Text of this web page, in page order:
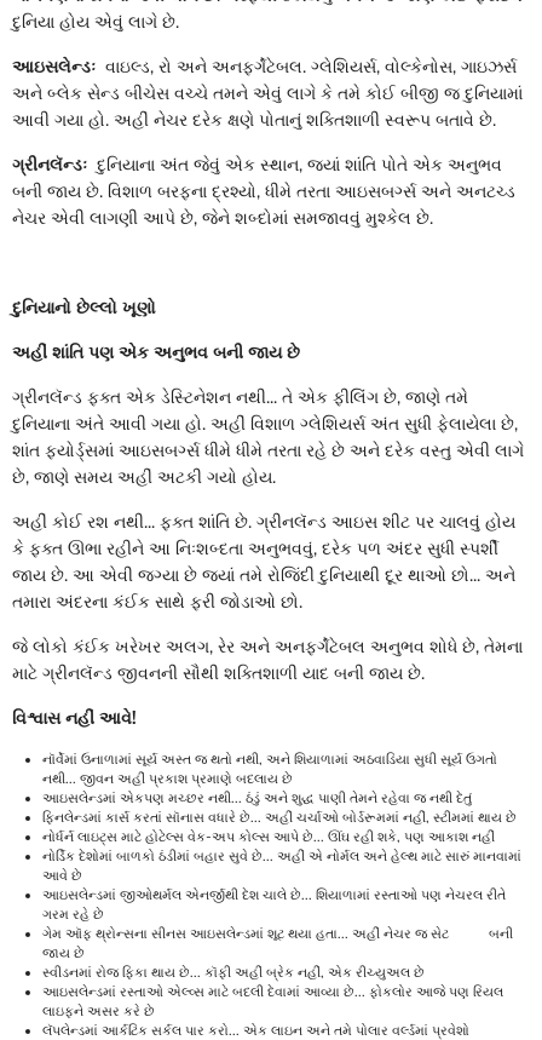
દુનિયા હોય એવું લાગે છે.
આઇસલેન્ડઃ વાઇલ્ડ, રો અને અનફર્ગેટેબલ. ગ્લેશિયર્સ, વોલ્કેનોસ, ગાઇઝર્સ
અને બ્લેક સેન્ડ બીચેસ વચ્ચે તમને એવું લાગે કે તમે કોઈ બીજી જ દુનિયામાં
આવી ગયા હો. અહીં નેચર દરેક ક્ષણે પોતાનું શક્તિશાળી સ્વરૂપ બતાવે છે.
ગ્રીનલૅન્ડઃ દુનિયાના અંત જેવું એક સ્થાન, જ્યાં શાંતિ પોતે એક અનુભવ
બની જાય છે. વિશાળ બરફના દ્રશ્યો, ધીમે તરતા આઇસબર્ગ્સ અને અનટચ્ડ
નેચર એવી લાગણી આપે છે, જેને શબ્દોમાં સમજાવવું મુશ્કેલ છે.
દુનિયાનો છેલ્લો ખૂણો
અહીં શાંતિ પણ એક અનુભવ બની જાય છે
ગ્રીનલૅન્ડ ફક્ત એક ડેસ્ટિનેશન નથી... તે એક ફીલિંગ છે, જાણે તમે
દુનિયાના અંતે આવી ગયા હો. અહીં વિશાળ ગ્લેશિયર્સ અંત સુધી ફેલાયેલા છે,
શાંત ફ્યોર્ડ્સમાં આઇસબર્ગ્સ ધીમે ધીમે તરતા રહે છે અને દરેક વસ્તુ એવી લાગે
છે, જાણે સમય અહીં અટકી ગયો હોય.
અહીં કોઈ રશ નથી... ફક્ત શાંતિ છે. ગ્રીનલૅન્ડ આઇસ શીટ પર ચાલવું હોય
કે ફક્ત ઊભા રહીને આ નિઃશબ્દતા અનુભવવું, દરેક પળ અંદર સુધી સ્પર્શી
જાય છે. આ એવી જગ્યા છે જ્યાં તમે રોજિંદી દુનિયાથી દૂર થાઓ છો... અને
તમારા અંદરના કંઈક સાથે ફરી જોડાઓ છો.
જે લોકો કંઈક ખરેખર અલગ, રેર અને અનફર્ગેટેબલ અનુભવ શોધે છે, તેમના
માટે ગ્રીનલૅન્ડ જીવનની સૌથી શક્તિશાળી યાદ બની જાય છે.
વિશ્વાસ નહીં આવે!
નૉર્વેમાં ઉનાળામાં સૂર્ય અસ્ત જ થતો નથી, અને શિયાળામાં અઠવાડિયા સુધી સૂર્ય ઉગતો
નથી... જીવન અહીં પ્રકાશ પ્રમાણે બદલાય છે
આઇસલેન્ડમાં એકપણ મચ્છર નથી... ઠંડું અને શુદ્ધ પાણી તેમને રહેવા જ નથી દેતું
ફિનલેન્ડમાં કાર્સ કરતાં સૉનાસ વધારે છે... અહીં ચર્ચાઓ બોર્ડરૂમમાં નહીં, સ્ટીમમાં થાય છે
નોર્ધર્ન લાઇટ્સ માટે હોટેલ્સ વેક-અપ કોલ્સ આપે છે... ઊંઘ રહી શકે, પણ આકાશ નહીં
નોર્ડિક દેશોમાં બાળકો ઠંડીમાં બહાર સુવે છે... અહીં એ નોર્મલ અને હેલ્થ માટે સારું માનવામાં
આવે છે
આઇસલેન્ડમાં જીઓથર્મલ એનર્જીથી દેશ ચાલે છે... શિયાળામાં રસ્તાઓ પણ નેચરલ રીતે
ગરમ રહે છે
ગેમ ઑફ થ્રોન્સના સીનસ આઇસલેન્ડમાં શૂટ થયા હતા... અહીં નેચર જ સેટ બની
જાય છે
સ્વીડનમાં રોજ ફિકા થાય છે... કૉફી અહીં બ્રેક નહીં, એક રીચ્યુઅલ છે
આઇસલેન્ડમાં રસ્તાઓ એલ્વ્સ માટે બદલી દેવામાં આવ્યા છે... ફોકલોર આજે પણ રિયલ
લાઇફને અસર કરે છે
લૅપલેન્ડમાં આર્કટિક સર્કલ પાર કરો... એક લાઇન અને તમે પોલાર વર્લ્ડમાં પ્રવેશો